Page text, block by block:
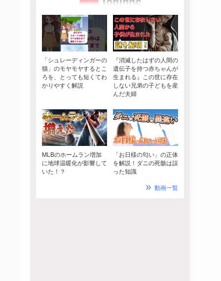
「シュレーディンガーの
猫」のモヤモヤするとこ
ろを、とっても短くてわ
かりやすく解説
『消滅したはずの人間の
遺伝子を持つ赤ちゃんが
生まれる』この世に存在
しない兄弟の子どもを産
んだ夫婦
MLBのホームラン増加
に地球温暖化が影響して
いた！？
「お日様の匂い」の正体
を解説！ダニの死骸は誤
った知識
動画一覧